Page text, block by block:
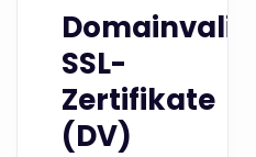
SSL-
Zertifikate
(DV)